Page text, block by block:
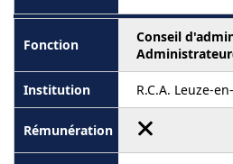
Conseil
R.C.A. Leuze-